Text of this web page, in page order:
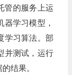
管的服务上运
学习模型，
学习算法。部
并测试，运行
结果。